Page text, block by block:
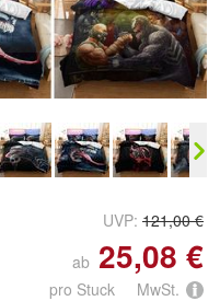
zum
UVP: 121,00 €
ab 25,08 €
pro Stuck MwSt.